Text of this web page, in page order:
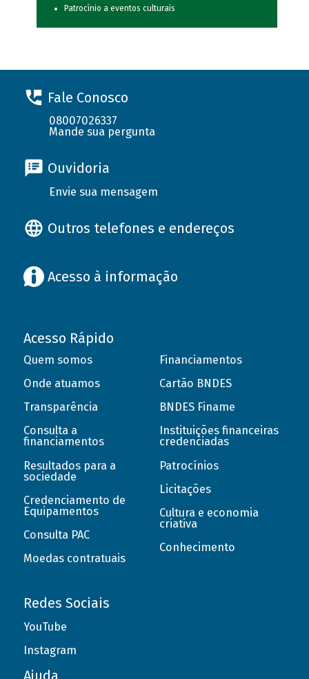
Patrocínio a eventos culturais
Fale Conosco
08007026337
Mande sua pergunta
Ouvidoria
Envie sua mensagem
Outros telefones e endereços
Acesso à informação
Acesso Rápido
Quem somos
Onde atuamos
Transparência
Consulta a
financiamentos
Resultados para a
sociedade
Credenciamento de
Equipamentos
Consulta PAC
Moedas contratuais
Financiamentos
Cartão BNDES
BNDES Finame
Instituições financeiras
credenciadas
Patrocínios
Licitações
Cultura e economia
criativa
Conhecimento
Redes Sociais
YouTube
Instagram
Ajuda